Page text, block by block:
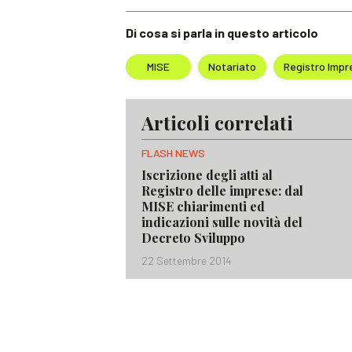
Di cosa si parla in questo articolo
MISE Notariato Registro
Articoli correlati
FLASH NEWS
Iscrizione degli atti al
Registro delle imprese: dal
MISE chiarimenti ed
indicazioni sulle novità del
Decreto Sviluppo
22 Settembre 2014